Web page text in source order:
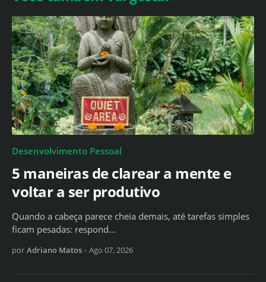
Desenvolvimento Pessoal
5 maneiras de clarear a mente e
voltar a ser produtivo
Quando a cabeça parece cheia demais, até tarefas simples
ficam pesadas: respond…
por Adriano Matos - Ago 07, 2026